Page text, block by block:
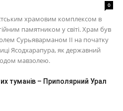
0
храмовим комплексом в
памятником у світі. Храм був
Сурьяварманом II на початку
Ясодхарапура, як державний
мавзолею.
туманів – Приполярний Урал